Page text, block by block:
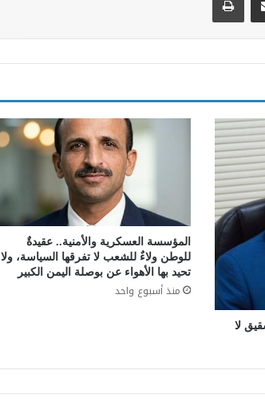
لا
المؤسسة العسكرية والأمنية.. عقيدةٌ
للوطن ولاءٌ للشعب لا تفرقها السياسة، ولا
تحيد بها الأهواء عن بوصلة اليمن الكبير
منذ أسبوع واحد